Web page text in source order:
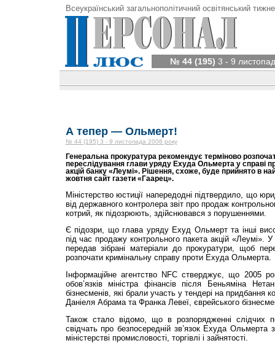
Всеукраїнський загальнополітичний освітянський
№ 44 (195) 3 - 9
А тепер — Ольмерт!
№ 44 (195) 3 - 9 листопада 2006 року
Генеральна прокуратура рекомендує терміново
переслідування глави уряду Ехуда Ольмерта у справі
акцій банку «Леумі». Рішення, схоже, буде прийнято в
жовтня сайт газети «Гаарец».
Міністерство юстиції напередодні підтвердило, що
від державного контролера звіт про продаж
котрий, як підозрюють, здійснювався з порушеннями.
Є підозри, що глава уряду Ехуд Ольмерт та інші
під час продажу контрольного пакета акцій «Леумі».
передав зібрані матеріали до прокуратури, щоб
розпочати кримінальну справу проти Ехуда Ольмерта.
Інформаційне агентство NFC стверджує, що 2005
обов’язків міні­стра фінансів після Беньяміна
бізнесменів, які брали участь у тендері на придбання
Даніеля Абрама та Франка Левеї, єврейського
Також стало відомо, що в розпорядженні слідчих
свідчать про безпосередній зв’язок Ехуда Ольмерта
міністерстві промисловості, торгівлі і зайнятості.